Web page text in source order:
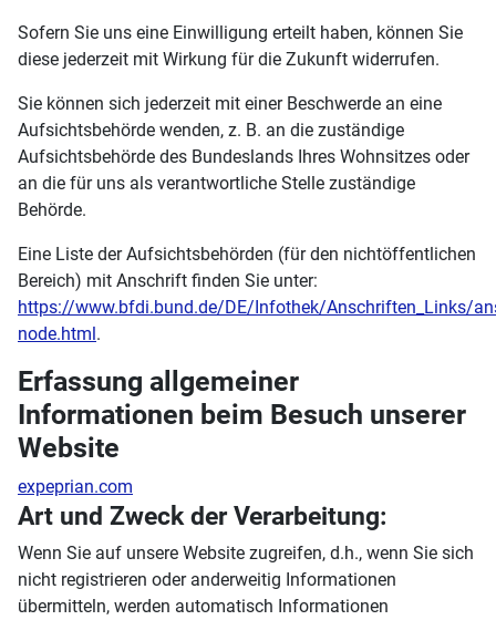
Sofern Sie uns eine Einwilligung erteilt haben, können Sie
diese jederzeit mit Wirkung für die Zukunft widerrufen.
Sie können sich jederzeit mit einer Beschwerde an eine
Aufsichtsbehörde wenden, z. B. an die zuständige
Aufsichtsbehörde des Bundeslands Ihres Wohnsitzes oder
an die für uns als verantwortliche Stelle zuständige
Behörde.
Eine Liste der Aufsichtsbehörden (für den nichtöffentlichen
Bereich) mit Anschrift finden Sie unter:
https://www.bfdi.bund.de/DE/Infothek/Anschriften_Links/
node.html.
Erfassung allgemeiner
Informationen beim Besuch unserer
Website
expeprian.com
Art und Zweck der Verarbeitung:
Wenn Sie auf unsere Website zugreifen, d.h., wenn Sie sich
nicht registrieren oder anderweitig Informationen
übermitteln, werden automatisch Informationen